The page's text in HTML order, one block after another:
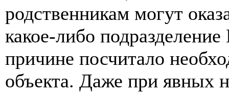
родственникам могут
какое-либо
причине посчитало
объекта. Даже при явных